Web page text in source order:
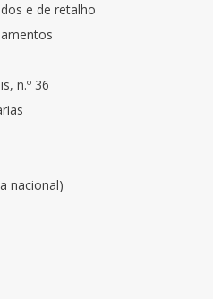
e de retalho
n.º 36
nacional)